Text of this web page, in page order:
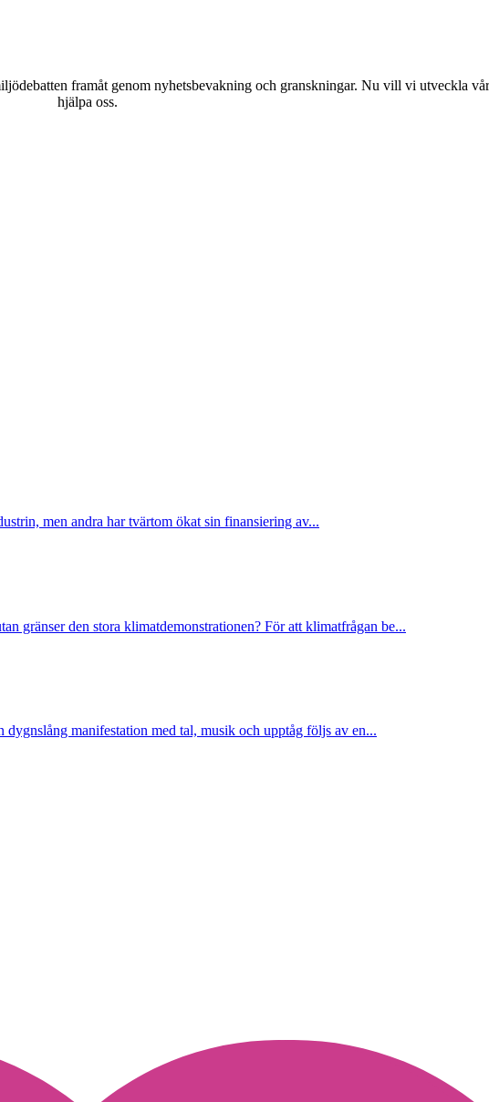
framåt genom nyhetsbevakning och granskningar. Nu vill vi utveckla
hjälpa oss.
men andra har tvärtom ökat sin finansiering av...
gränser den stora klimatdemonstrationen? För att klimatfrågan be...
manifestation med tal, musik och upptåg följs av en...